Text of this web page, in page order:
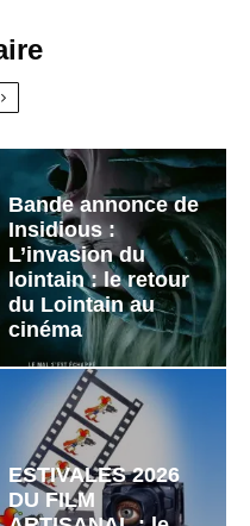
Bande annonce de
Insidious :
L’invasion du
lointain : le retour
du Lointain au
cinéma
ESTIVALES 2026
DU FILM